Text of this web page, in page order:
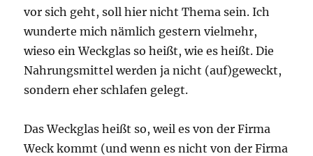
vor sich geht, soll hier nicht Thema sein. Ich
wunderte mich nämlich gestern vielmehr,
wieso ein Weckglas so heißt, wie es heißt. Die
Nahrungsmittel werden ja nicht (auf)geweckt,
sondern eher schlafen gelegt.
Das Weckglas heißt so, weil es von der Firma
Weck kommt (und wenn es nicht von der Firma